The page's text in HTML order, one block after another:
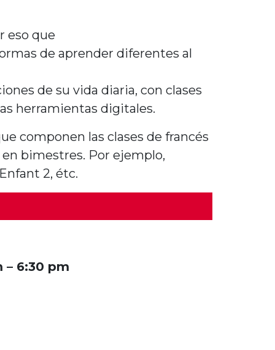
eso que
de aprender diferentes al
de su vida diaria, con clases
herramientas digitales.
componen las clases de francés
bimestres. Por ejemplo,
2, étc.
– 6:30 pm